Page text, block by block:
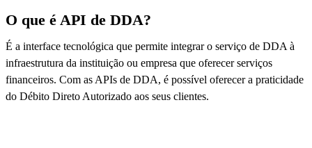
O que é API de DDA?
É a interface tecnológica que permite integrar o serviço de DDA à
infraestrutura da instituição ou empresa que oferecer serviços
financeiros. Com as APIs de DDA, é possível oferecer a praticidade
do Débito Direto Autorizado aos seus clientes.